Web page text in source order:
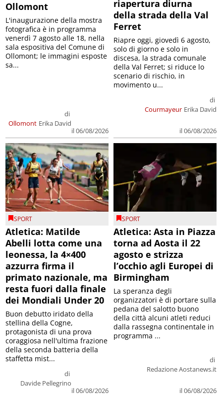
Ollomont
Ollomont
di
Erika David
il 06/08/2026
L'inaugurazione della mostra
fotografica è in programma
venerdì 7 agosto alle 18, nella
sala espositiva del Comune di
Ollomont; le immagini esposte
sa...
riapertura diurna
della strada della Val
Ferret
Courmayeur
di
Erika David
il 06/08/2026
Riapre oggi, giovedì 6 agosto,
solo di giorno e solo in
discesa, la strada comunale
della Val Ferret; si riduce lo
scenario di rischio, in
movimento u...
SPORT
Atletica: Matilde
Abelli lotta come una
leonessa, la 4×400
azzurra firma il
primato nazionale, ma
resta fuori dalla finale
dei Mondiali Under 20
di
Davide Pellegrino
il 06/08/2026
Buon debutto iridato della
stellina della Cogne,
protagonista di una prova
coraggiosa nell'ultima frazione
della seconda batteria della
staffetta mist...
SPORT
Atletica: Asta in Piazza
torna ad Aosta il 22
agosto e strizza
l’occhio agli Europei di
Birmingham
di
Redazione Aostanews.it
il 06/08/2026
La speranza degli
organizzatori è di portare sulla
pedana del salotto buono
della città alcuni atleti reduci
dalla rassegna continentale in
programma ...